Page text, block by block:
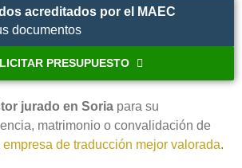
acreditados por el MAEC
documentos
PRESUPUESTO
jurado en Soria‎ para su
matrimonio o convalidación de
empresa de traducción mejor valorada.